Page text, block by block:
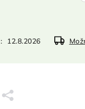
12.8.2026